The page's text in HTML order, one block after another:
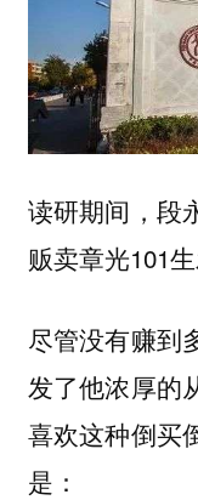
读研期间，段
贩卖章光101生
尽管没有赚到
发了他浓厚的
喜欢这种倒买
是：